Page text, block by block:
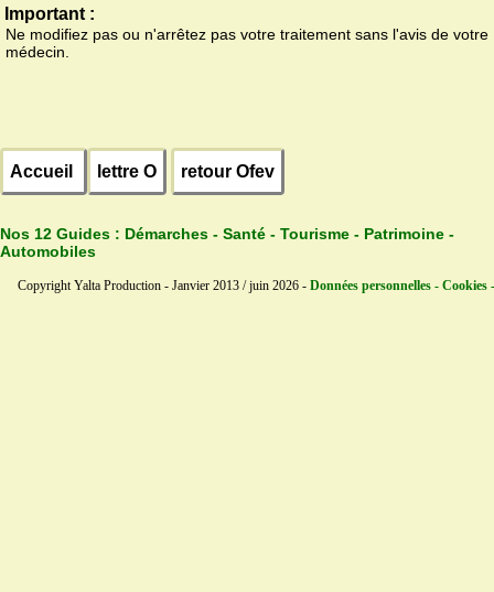
Important :
Ne modifiez pas ou n'arrêtez pas votre traitement sans l'avis de votre
médecin.
Accueil lettre O retour Ofev
Nos 12 Guides : Démarches - Santé - Tourisme - Patrimoine -
Automobiles
Copyright Yalta Production - Janvier 2013 / juin 2026 - Données personnelles - Cookies